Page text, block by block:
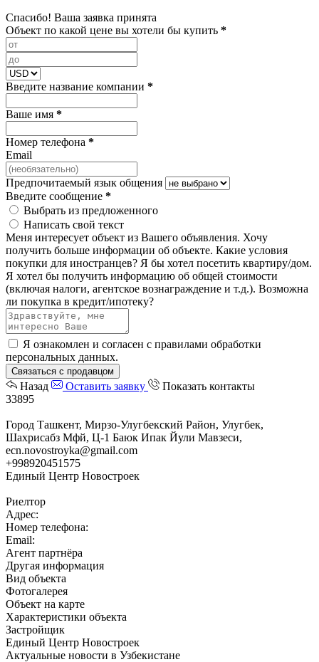
Спасибо! Ваша заявка принята
Объект по какой цене вы хотели бы купить *
Введите название компании *
Ваше имя *
Номер телефона *
Email
Предпочитаемый язык общения
Введите сообщение *
Выбрать из предложенного
Написать свой текст
Меня интересует объект из Вашего объявления. Хочу
получить больше информации об объекте. Какие условия
покупки для иностранцев? Я бы хотел посетить квартиру/дом.
Я хотел бы получить информацию об общей стоимости
(включая налоги, агентское вознаграждение и т.д.). Возможна
ли покупка в кредит/ипотеку?
Я ознакомлен и согласен с правилами обработки
персональных данных.
Связаться с продавцом
Назад Оставить заявку
Показать контакты
33895
Город Ташкент, Мирзо-Улугбекский Район, Улугбек,
Шахрисабз Мфй, Ц-1 Баюк Ипак Йули Мавзеси,
ecn.novostroyka@gmail.com
+998920451575
Единый Центр Новостроек
Риелтор
Адрес:
Номер телефона:
Email:
Агент партнёра
Другая информация
Вид объекта
Фотогалерея
Объект на карте
Характеристики объекта
Застройщик
Единый Центр Новостроек
Актуальные новости в Узбекистане